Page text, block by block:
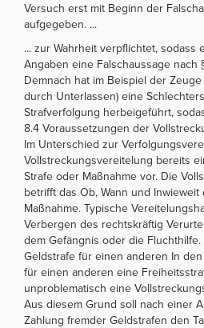
Versuch erst mit Beginn der
aufgegeben. ...
... zur Wahrheit verpflichtet, sodass
Angaben eine Falschaussage nach
Demnach hat im Beispiel der
durch Unterlassen) eine
Strafverfolgung herbeigeführt,
8.4 Voraussetzungen der
Im Unterschied zur
Vollstreckungsvereitelung bereits
Strafe oder Maßnahme vor. Die
betrifft das Ob, Wann und
Maßnahme. Typische
Verbergen des rechtskräftig
dem Gefängnis oder die
Geldstrafe für einen anderen In
für einen anderen eine
unproblematisch eine
Aus diesem Grund soll nach einer
Zahlung fremder Geldstrafen den